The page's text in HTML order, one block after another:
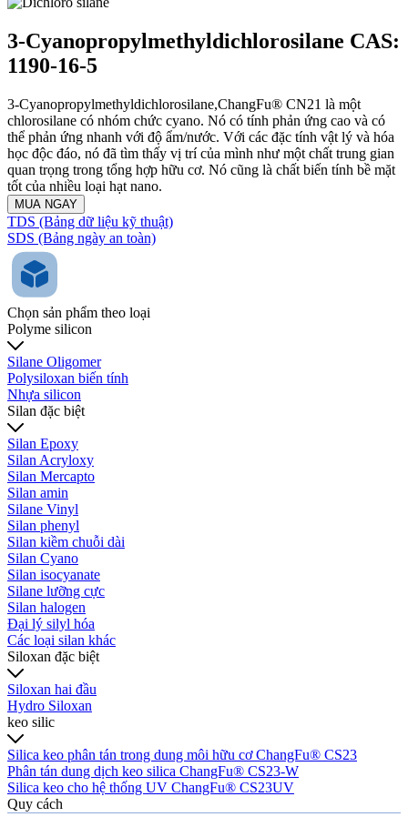
3-Cyanopropylmethyldichlorosilane CAS:
1190-16-5
3-Cyanopropylmethyldichlorosilane,ChangFu® CN21 là một
chlorosilane có nhóm chức cyano. Nó có tính phản ứng cao và có
thể phản ứng nhanh với độ ẩm/nước. Với các đặc tính vật lý và hóa
học độc đáo, nó đã tìm thấy vị trí của mình như một chất trung gian
quan trọng trong tổng hợp hữu cơ. Nó cũng là chất biến tính bề mặt
tốt của nhiều loại hạt nano.
MUA NGAY
TDS (Bảng dữ liệu kỹ thuật)
SDS (Bảng ngày an toàn)
Chọn sản phẩm theo loại
Polyme silicon
Silane Oligomer
Polysiloxan biến tính
Nhựa silicon
Silan đặc biệt
Silan Epoxy
Silan Acryloxy
Silan Mercapto
Silan amin
Silane Vinyl
Silan phenyl
Silan kiềm chuỗi dài
Silan Cyano
Silan isocyanate
Silane lưỡng cực
Silan halogen
Đại lý silyl hóa
Các loại silan khác
Siloxan đặc biệt
Siloxan hai đầu
Hydro Siloxan
keo silic
Silica keo phân tán trong dung môi hữu cơ ChangFu® CS23
Phân tán dung dịch keo silica ChangFu® CS23-W
Silica keo cho hệ thống UV ChangFu® CS23UV
Quy cách